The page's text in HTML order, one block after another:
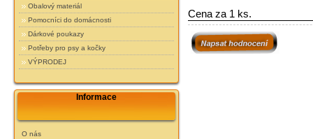
Obalový materiál
Pomocníci do domácnosti
Dárkové poukazy
Potřeby pro psy a kočky
VÝPRODEJ
Informace
O nás
Cena za 1 ks.